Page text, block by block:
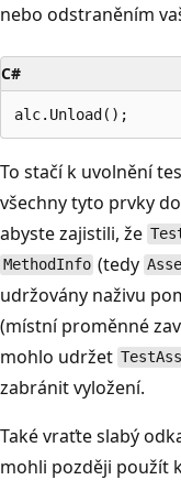
nebo odstraněním
C#
To stačí k uvolnění
všechny tyto prvky
abyste zajistili, že
MethodInfo (tedy
udržovány naživu
(místní proměnné
mohlo udržet
zabránit vyložení.
Také vraťte slabý
mohli později použít